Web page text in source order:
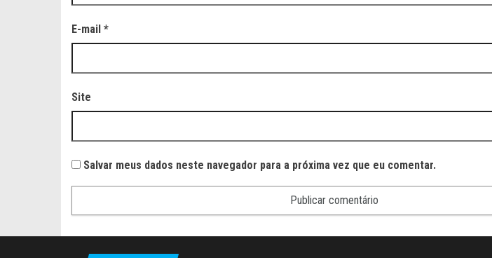
E-mail *
Site
Salvar meus dados neste navegador para a próxima vez que eu comentar.